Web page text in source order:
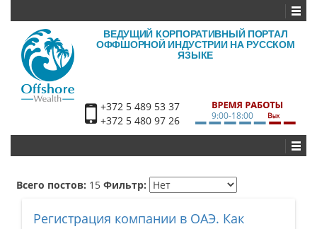
ВЕДУЩИЙ КОРПОРАТИВНЫЙ ПОРТАЛ
ОФФШОРНОЙ ИНДУСТРИИ НА РУССКОМ
ЯЗЫКЕ
+372 5 489 53 37
+372 5 480 97 26
9:00-18:00
Всего постов: 15 Фильтр:
Регистрация компании в ОАЭ. Как